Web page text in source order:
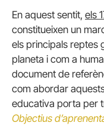
En aquest sentit, els
constitueixen un
els principals reptes
planeta i com a
document de
com abordar
educativa porta per
Objectius